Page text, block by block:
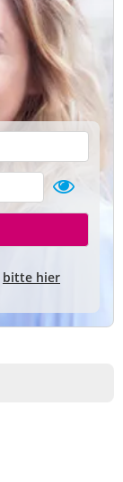
bitte hier